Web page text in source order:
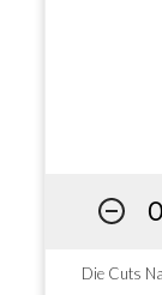
Die Cuts